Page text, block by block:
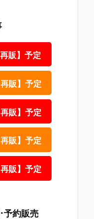
販】予定
販】予定
販】予定
販】予定
販】予定
予約販売